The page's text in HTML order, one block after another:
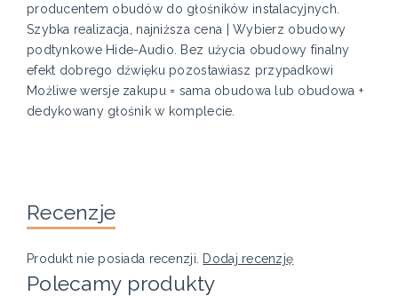
producentem obudów do głośników instalacyjnych.
Szybka realizacja, najniższa cena | Wybierz obudowy
podtynkowe Hide-Audio. Bez użycia obudowy finalny
efekt dobrego dźwięku pozostawiasz przypadkowi
Możliwe wersje zakupu = sama obudowa lub obudowa +
dedykowany głośnik w komplecie.
Recenzje
Produkt nie posiada recenzji. Dodaj recenzję
Polecamy produkty